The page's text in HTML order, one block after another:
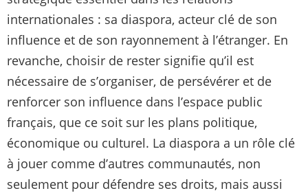
internationales : sa diaspora, acteur clé de son
influence et de son rayonnement à l’étranger. En
revanche, choisir de rester signifie qu’il est
nécessaire de s’organiser, de persévérer et de
renforcer son influence dans l’espace public
français, que ce soit sur les plans politique,
économique ou culturel. La diaspora a un rôle clé
à jouer comme d’autres communautés, non
seulement pour défendre ses droits, mais aussi